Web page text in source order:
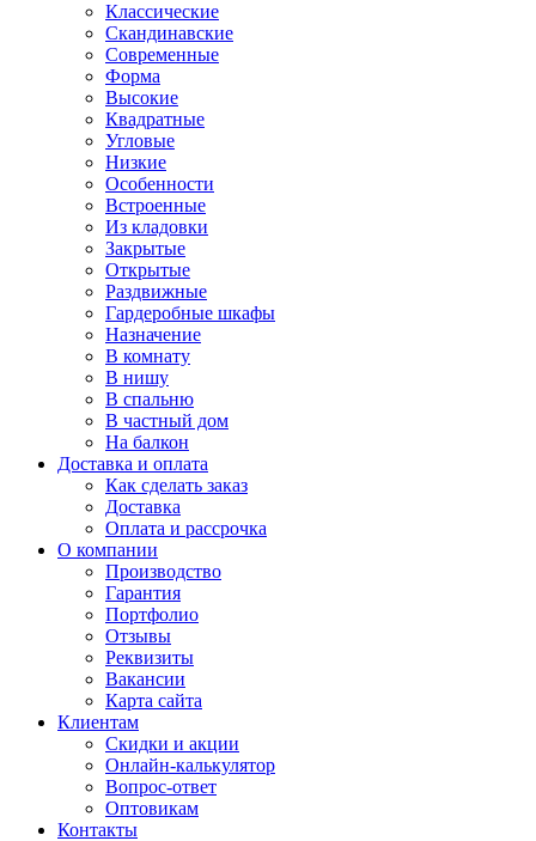
Классические
Скандинавские
Современные
Форма
Высокие
Квадратные
Угловые
Низкие
Особенности
Встроенные
Из кладовки
Закрытые
Открытые
Раздвижные
Гардеробные шкафы
Назначение
В комнату
В нишу
В спальню
В частный дом
На балкон
Доставка и оплата
Как сделать заказ
Доставка
Оплата и рассрочка
О компании
Производство
Гарантия
Портфолио
Отзывы
Реквизиты
Вакансии
Карта сайта
Клиентам
Скидки и акции
Онлайн-калькулятор
Вопрос-ответ
Оптовикам
Контакты